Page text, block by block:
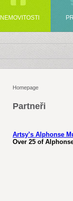
NEMOVITOSTI
Homepage
Partneři
Artsy’s Alphonse
Over 25 of